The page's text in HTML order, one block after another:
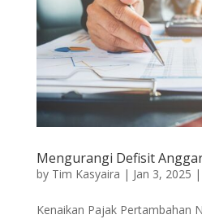
Mengurangi Defisit
by Tim Kasyaira | Jan 3, 2025 |
Kenaikan Pajak Pertambahan